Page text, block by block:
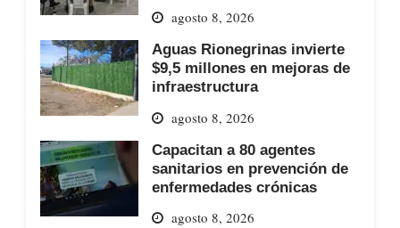
agosto 8, 2026
Aguas Rionegrinas invierte
$9,5 millones en mejoras de
infraestructura
agosto 8, 2026
Capacitan a 80 agentes
sanitarios en prevención de
enfermedades crónicas
agosto 8, 2026